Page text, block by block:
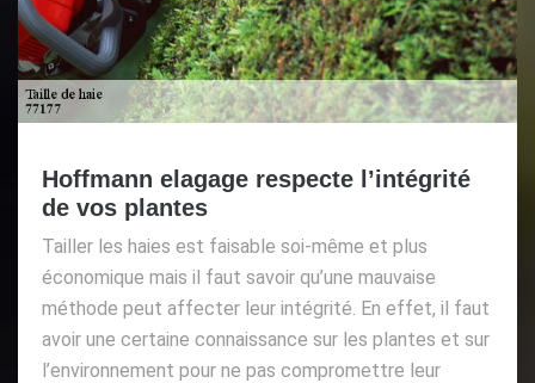
Hoffmann elagage respecte l’intégrité
de vos plantes
Tailler les haies est faisable soi-même et plus
économique mais il faut savoir qu’une mauvaise
méthode peut affecter leur intégrité. En effet, il faut
avoir une certaine connaissance sur les plantes et sur
l’environnement pour ne pas compromettre leur